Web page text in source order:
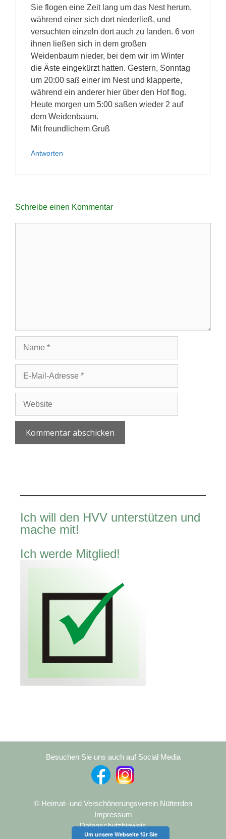
Sie flogen eine Zeit lang um das Nest herum,
während einer sich dort niederließ, und
versuchten einzeln dort auch zu landen. 6 von
ihnen ließen sich in dem großen
Weidenbaum nieder, bei dem wir im Winter
die Äste eingekürzt hatten. Gestern, Sonntag
um 20:00 saß einer im Nest und klapperte,
während ein anderer hier über den Hof flog.
Heute morgen um 5:00 saßen wieder 2 auf
dem Weidenbaum.
Mit freundlichem Gruß
Antworten
Schreibe einen Kommentar
Adresse
Ich will den HVV unterstützen und
mache mit!
Ich werde Mitglied!
Besuchen Sie uns auch auf Social Media
© Heimat- und Verschönerungsverein Nütterden
Impressum
Datenschutzhinweis
Um unsere Webseite für Sie